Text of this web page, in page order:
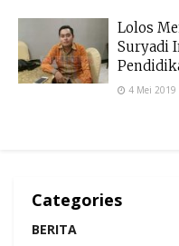
Lolos
Suryadi
4 Mei 2019
Categories
BERITA